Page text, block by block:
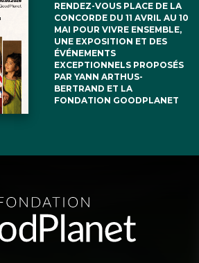
RENDEZ-VOUS PLACE DE LA
CONCORDE DU 11 AVRIL AU 10
MAI POUR VIVRE ENSEMBLE,
UNE EXPOSITION ET DES
ÉVÉNEMENTS
EXCEPTIONNELS PROPOSÉS
PAR YANN ARTHUS-
BERTRAND ET LA
FONDATION GOODPLANET